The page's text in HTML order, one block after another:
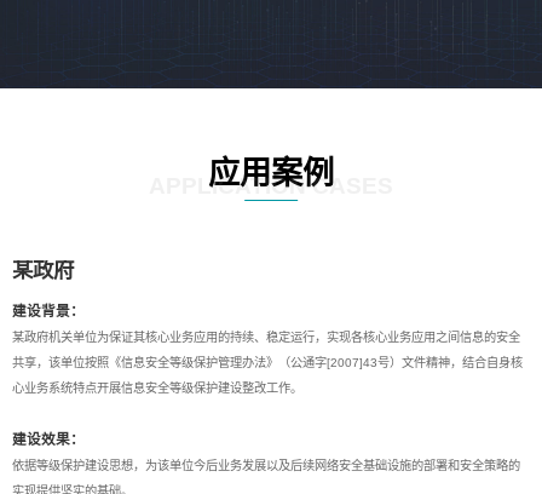
应用案例
APPLICATION CASES
某政府
建设背景：
某政府机关单位为保证其核心业务应用的持续、稳定运行，实现各核心业务应用之间信息的安全
共享，该单位按照《信息安全等级保护管理办法》（公通字[2007]43号）文件精神，结合自身核
心业务系统特点开展信息安全等级保护建设整改工作。
建设效果：
依据等级保护建设思想，为该单位今后业务发展以及后续网络安全基础设施的部署和安全策略的
实现提供坚实的基础。